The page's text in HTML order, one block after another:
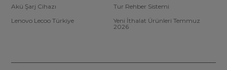
Akü Şarj Cihazı
Tur Rehber Sistemi
Lenovo Lecoo Türkiye
Yeni İthalat Ürünleri Temmuz
2026